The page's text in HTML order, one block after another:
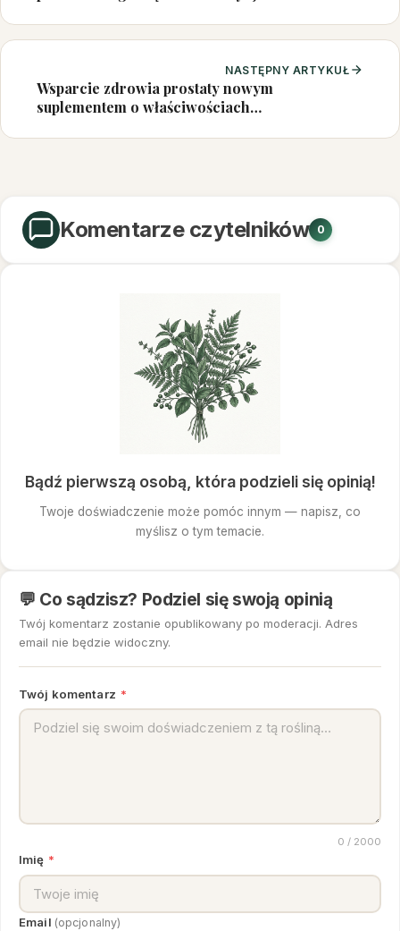
NASTĘPNY ARTYKUŁ
Wsparcie zdrowia prostaty nowym
suplementem o właściwościach
pilotażowego
Komentarze czytelników 0
Bądź pierwszą osobą, która podzieli się opinią!
Twoje doświadczenie może pomóc innym — napisz, co
myślisz o tym temacie.
💬 Co sądzisz? Podziel się swoją opinią
Twój komentarz zostanie opublikowany po moderacji. Adres
email nie będzie widoczny.
Twój komentarz *
0 / 2000
Imię *
Email (opcjonalny)